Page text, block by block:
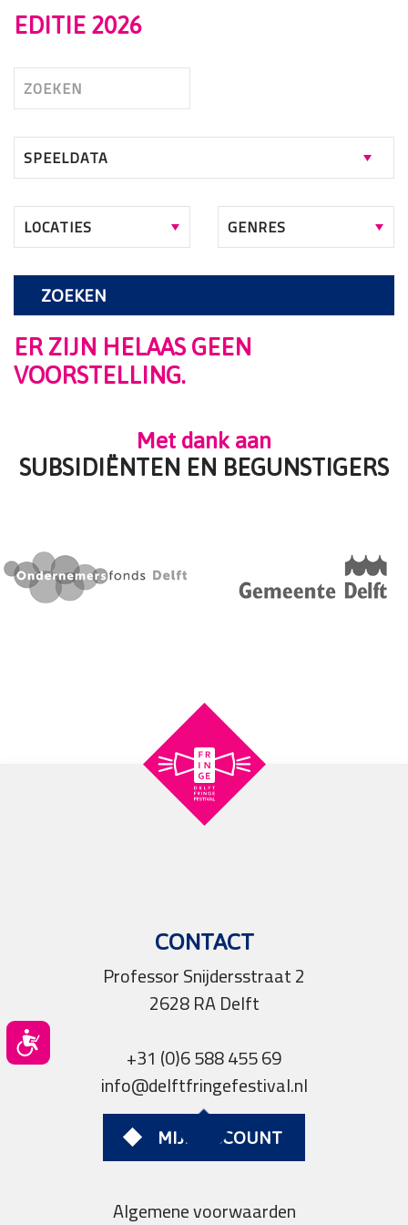
EDITIE 2026
ZOEKEN
ER ZIJN HELAAS GEEN
VOORSTELLING.
Met dank aan
SUBSIDIËNTEN EN BEGUNSTIGERS
CONTACT
Professor Snijdersstraat 2
2628 RA Delft
+31 (0)6 588 455 69
info@delftfringefestival.nl
MIJN ACCOUNT
Algemene voorwaarden